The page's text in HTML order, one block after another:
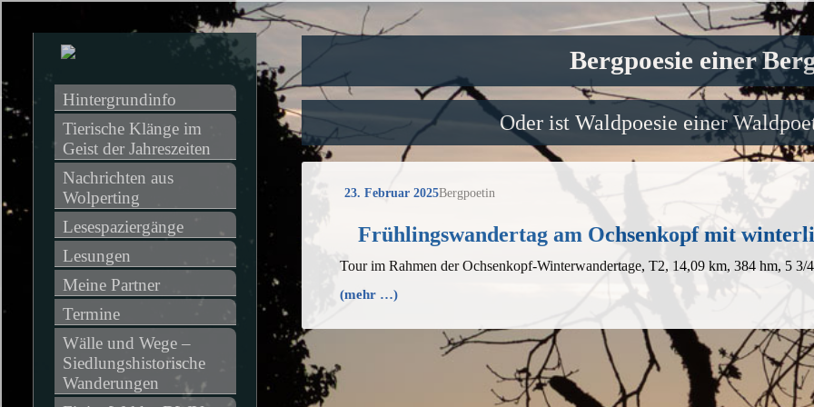
Bergpoesie einer
Oder ist Waldpoesie einer
23. Februar 2025Bergpoetin
Frühlingswandertag am Ochsenkopf mit
Tour im Rahmen der Ochsenkopf-Winterwandertage, T2, 14,09 km, 384 hm, 5 3/
(mehr …)
Hintergrundinfo
Tierische Klänge im
Geist der Jahreszeiten
Nachrichten aus
Wolperting
Lesespaziergänge
Lesungen
Meine Partner
Termine
Wälle und Wege –
Siedlungshistorische
Wanderungen